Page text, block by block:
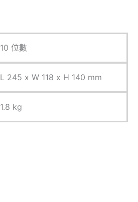
10 位數
L 245 x W 118 x H 140 mm
1.8 kg